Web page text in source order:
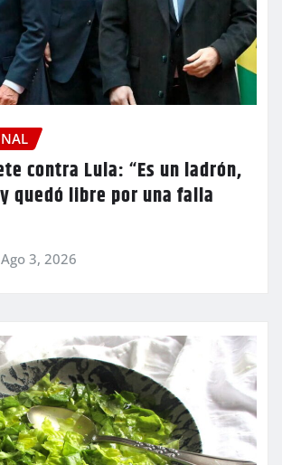
contra Lula: “Es un ladrón,
quedó libre por una falla
Ago 3, 2026